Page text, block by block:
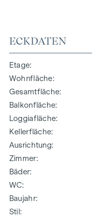
ECKDATEN
Etage
Wohnfläche
Gesamtfläche
Balkonfläche
Loggiafläche
Kellerfläche
Ausrichtung
Zimmer
Bäder
WC
Baujahr
Stil